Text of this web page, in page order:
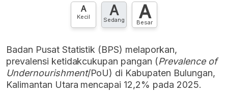
Hubungi sekarang »
A
Kecil A
Sedang A
Besar
Badan Pusat Statistik (BPS) melaporkan,
prevalensi ketidakcukupan pangan (Prevalence of
Undernourishment/PoU) di Kabupaten Bulungan,
Kalimantan Utara mencapai 12,2% pada 2025.